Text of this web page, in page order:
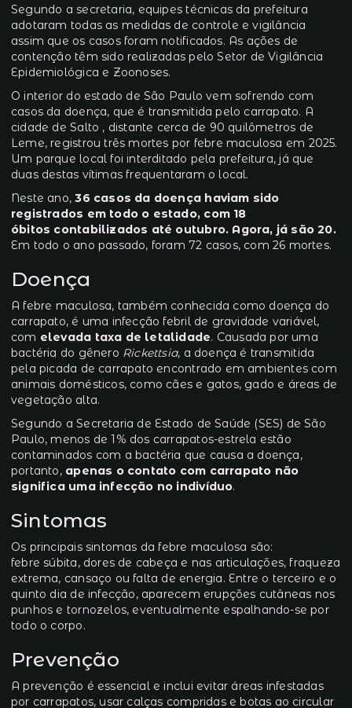
Segundo a secretaria, equipes técnicas da prefeitura
adotaram todas as medidas de controle e vigilância
assim que os casos foram notificados. As ações de
contenção têm sido realizadas pelo Setor de Vigilância
Epidemiológica e Zoonoses.
O interior do estado de São Paulo vem sofrendo com
casos da doença, que é transmitida pelo carrapato. A
cidade de Salto , distante cerca de 90 quilômetros de
Leme, registrou três mortes por febre maculosa em 2025.
Um parque local foi interditado pela prefeitura, já que
duas destas vítimas frequentaram o local.
Neste ano,36 casos da doença haviam sido
registrados em todo o estado, com 18
óbitos contabilizados até outubro. Agora, já são 20.
Em todo o ano passado, foram 72 casos, com 26 mortes.
Doença
A febre maculosa, também conhecida como doença do
carrapato, é uma infecção febril de gravidade variável,
com elevada taxa de letalidade. Causada por uma
bactéria do gênero Rickettsia, a doença é transmitida
pela picada de carrapato encontrado em ambientes com
animais domésticos, como cães e gatos, gado e áreas de
vegetação alta.
Segundo a Secretaria de Estado de Saúde (SES) de São
Paulo, menos de 1% dos carrapatos-estrela estão
contaminados com a bactéria que causa a doença,
portanto, apenas o contato com carrapato não
significa uma infecção no indivíduo.
Sintomas
Os principais sintomas da febre maculosa são:
febre súbita, dores de cabeça e nas articulações, fraqueza
extrema, cansaço ou falta de energia. Entre o terceiro e o
quinto dia de infecção, aparecem erupções cutâneas nos
punhos e tornozelos, eventualmente espalhando-se por
todo o corpo.
Prevenção
A prevenção é essencial e inclui evitar áreas infestadas
por carrapatos, usar calças compridas e botas ao circular